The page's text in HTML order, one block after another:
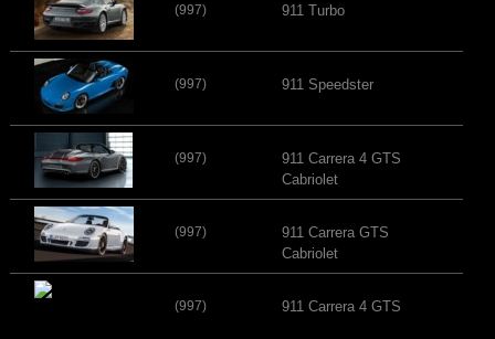
(997) 911 Turbo
(997) 911 Speedster
(997)
911 Carrera 4 GTS
Cabriolet
(997)
911 Carrera GTS
Cabriolet
(997) 911 Carrera 4 GTS